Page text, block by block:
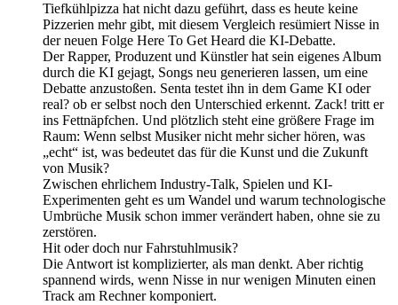
Tiefkühlpizza hat nicht dazu geführt, dass es heute keine
Pizzerien mehr gibt, mit diesem Vergleich resümiert Nisse in
der neuen Folge Here To Get Heard die KI-Debatte.
Der Rapper, Produzent und Künstler hat sein eigenes Album
durch die KI gejagt, Songs neu generieren lassen, um eine
Debatte anzustoßen. Senta testet ihn in dem Game KI oder
real? ob er selbst noch den Unterschied erkennt. Zack! tritt er
ins Fettnäpfchen. Und plötzlich steht eine größere Frage im
Raum: Wenn selbst Musiker nicht mehr sicher hören, was
„echt“ ist, was bedeutet das für die Kunst und die Zukunft
von Musik?
Zwischen ehrlichem Industry-Talk, Spielen und KI-
Experimenten geht es um Wandel und warum technologische
Umbrüche Musik schon immer verändert haben, ohne sie zu
zerstören.
Hit oder doch nur Fahrstuhlmusik?
Die Antwort ist komplizierter, als man denkt. Aber richtig
spannend wirds, wenn Nisse in nur wenigen Minuten einen
Track am Rechner komponiert.